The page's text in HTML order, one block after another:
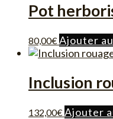
Pot
80,00€ Ajouter
Inclusion
132,00€ Ajouter